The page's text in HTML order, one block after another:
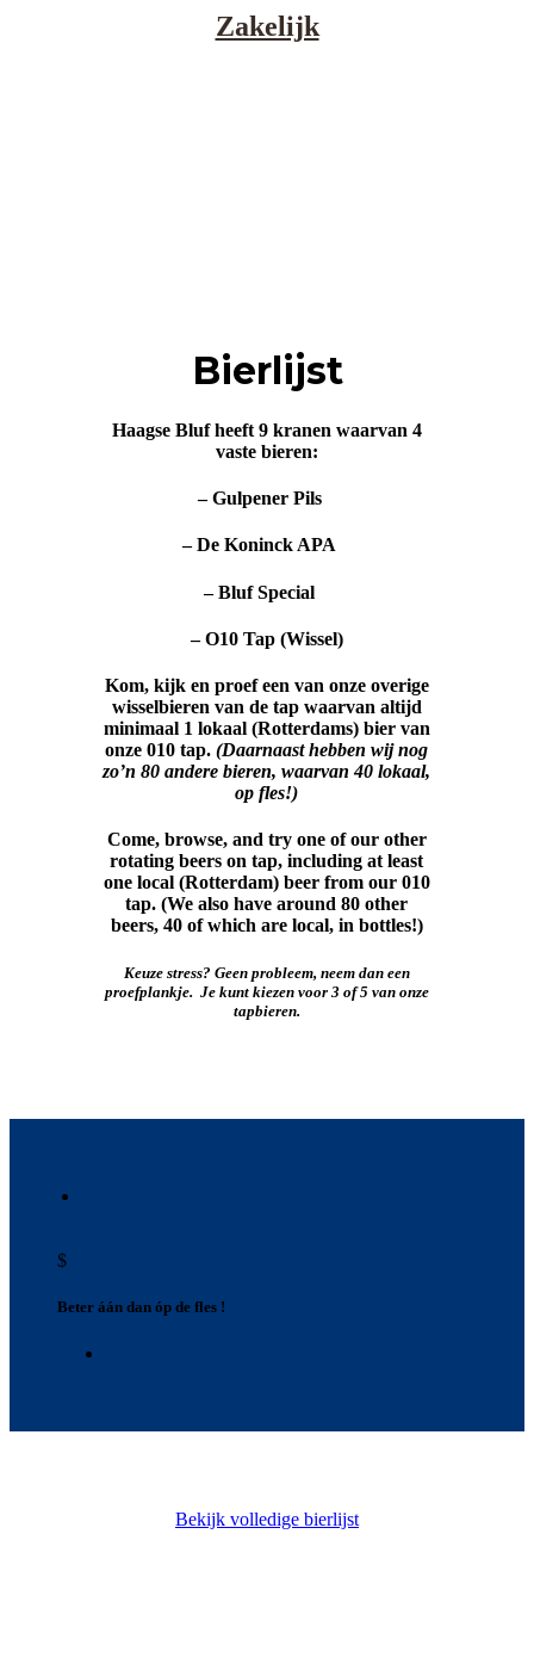
Zakelijk
Bierlijst
Haagse Bluf heeft 9 kranen waarvan 4
vaste bieren:
– Gulpener Pils
– De Koninck APA
– Bluf Special
– O10 Tap (Wissel)
Kom, kijk en proef een van onze overige
wisselbieren van de tap waarvan altijd
minimaal 1 lokaal (Rotterdams) bier van
onze 010 tap. (Daarnaast hebben wij nog
zo’n 80 andere bieren, waarvan 40 lokaal,
op fles!)
Come, browse, and try one of our other
rotating beers on tap, including at least
one local (Rotterdam) beer from our 010
tap. (We also have around 80 other
beers, 40 of which are local, in bottles!)
Keuze stress? Geen probleem, neem dan een
proefplankje. Je kunt kiezen voor 3 of 5 van onze
tapbieren.
$
Beter áán dan óp de fles !
Bekijk volledige bierlijst